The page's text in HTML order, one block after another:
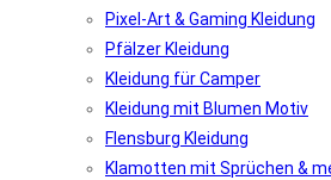
Pixel-Art & Gaming Kleidung
Pfälzer Kleidung
Kleidung für Camper
Kleidung mit Blumen Motiv
Flensburg Kleidung
Klamotten mit Sprüchen &